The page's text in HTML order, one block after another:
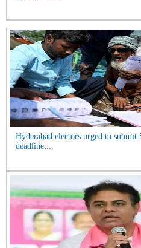
Hyderabad electors urged to
deadline...